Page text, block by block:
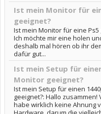
Ist mein Monitor für
geeignet?
Ist mein Monitor für eine Ps5
Ich möchte mir eine holen
deshalb mal hören ob ihr
dafür gut...
Ist mein Setup für
Monitor geeignet?
Ist mein Setup für einen
geeignet?: Hallo zusammen!
habe wirklich keine Ahnung